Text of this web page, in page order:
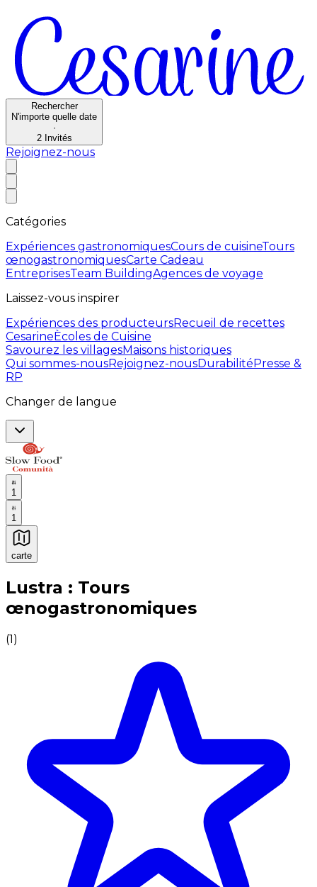
Rechercher
N'importe quelle date
·
2 Invités
Rejoignez-nous
Catégories
Expériences gastronomiquesCours de cuisineTours
œnogastronomiquesCarte Cadeau
EntreprisesTeam BuildingAgences de voyage
Laissez-vous inspirer
Expériences des producteursRecueil de recettes
CesarineÈcoles de Cuisine
Savourez les villagesMaisons historiques
Qui sommes-nousRejoignez-nousDurabilitéPresse &
RP
Changer de langue
1
1
carte
Expériences culinaires inoubliables : Expériences
Lustra : Tours
œnogastronomiques
(1)